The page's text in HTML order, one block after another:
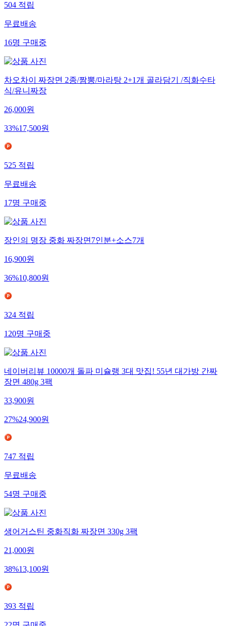
504 적립
무료배송
16명 구매중
차오차이 짜장면 2종/짬뽕/마라탕 2+1개 골라담기 /직화수타
식/유니짜장
26,000원
33%17,500원
525 적립
무료배송
17명 구매중
장인의 명장 중화 짜장면7인분+소스7개
16,900원
36%10,800원
324 적립
120명 구매중
네이버리뷰 10000개 돌파 미슐랭 3대 맛집! 55년 대가방 간짜
장면 480g 3팩
33,900원
27%24,900원
747 적립
무료배송
54명 구매중
생어거스틴 중화직화 짜장면 330g 3팩
21,000원
38%13,100원
393 적립